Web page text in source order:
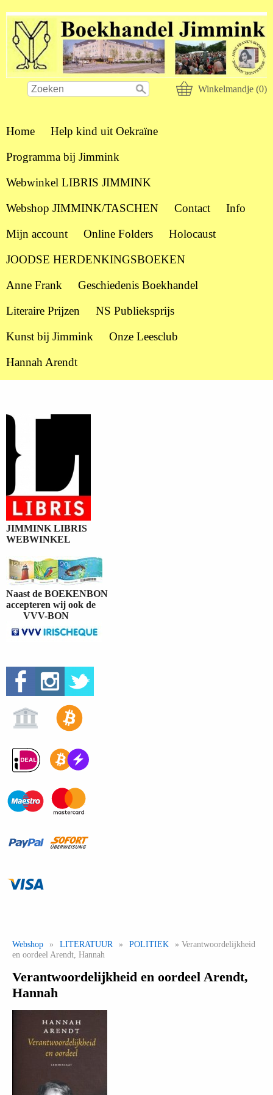
Winkelmandje (0)
Home
Help kind uit Oekraïne
Programma bij Jimmink
Webwinkel LIBRIS JIMMINK
Webshop JIMMINK/TASCHEN
Contact
Info
Mijn account
Online Folders
Holocaust
JOODSE HERDENKINGSBOEKEN
Anne Frank
Geschiedenis Boekhandel
Literaire Prijzen
NS Publieksprijs
Kunst bij Jimmink
Onze Leesclub
Hannah Arendt
JIMMINK LIBRIS
WEBWINKEL
Naast de BOEKENBON
accepteren wij ook de
VVV-BON
Webshop » LITERATUUR » POLITIEK
» Verantwoordelijkheid
en oordeel Arendt, Hannah
Verantwoordelijkheid en oordeel Arendt,
Hannah